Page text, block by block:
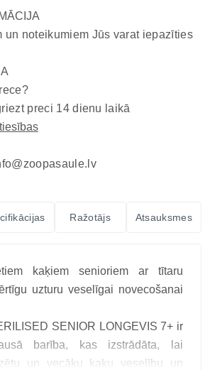
un noteikumiem Jūs varat iepazīties
preci 14 dienu laikā
Ražotājs Atsauksmes
kaķiem senioriem ar tītaru
uzturu veselīgai novecošanai
SENIOR LONGEVIS 7+ ir
barība, kas izstrādāta, lai
un vecāku kaķu veselību un